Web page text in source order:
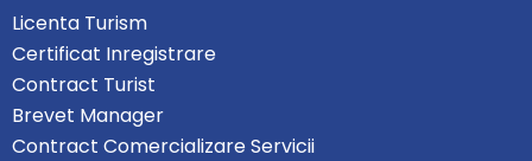
Licenta Turism
Certificat Inregistrare
Contract Turist
Brevet Manager
Contract Comercializare Servicii